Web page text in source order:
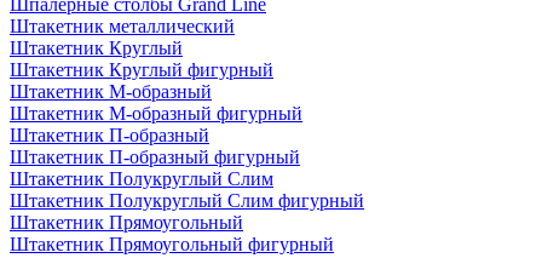
Шпалерные столбы Grand Line
Штакетник металлический
Штакетник Круглый
Штакетник Круглый фигурный
Штакетник М-образный
Штакетник М-образный фигурный
Штакетник П-образный
Штакетник П-образный фигурный
Штакетник Полукруглый Слим
Штакетник Полукруглый Слим фигурный
Штакетник Прямоугольный
Штакетник Прямоугольный фигурный